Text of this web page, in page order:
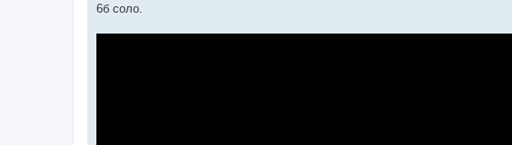
6б соло.